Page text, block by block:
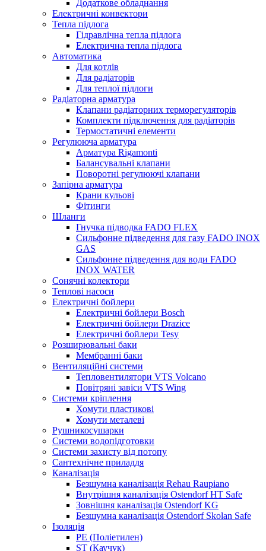
Додаткове обладнання
Електричні конвектори
Тепла підлога
Гідравлічна тепла підлога
Електрична тепла підлога
Автоматика
Для котлів
Для радіаторів
Для теплої підлоги
Радіаторна арматура
Клапани радіаторних терморегуляторів
Комплекти підключення для радіаторів
Термостатичні елементи
Регулююча арматура
Арматура Rigamonti
Балансувальні клапани
Поворотні регулюючі клапани
Запірна арматура
Крани кульові
Фітинги
Шланги
Гнучка підводка FADO FLEX
Сильфонне підведення для газу FADO INOX
GAS
Сильфонне підведення для води FADO
INOX WATER
Сонячні колектори
Теплові насоси
Електричні бойлери
Електричні бойлери Bosch
Електричні бойлери Drazice
Електричні бойлери Tesy
Розширювальні баки
Мембранні баки
Вентиляційні системи
Тепловентилятори VTS Volcano
Повітряні завіси VTS Wing
Системи кріплення
Хомути пластикові
Хомути металеві
Рушникосушарки
Системи водопідготовки
Системи захисту від потопу
Сантехнічне приладдя
Каналізація
Безшумна каналізація Rehau Raupiano
Внутрішня каналізація Ostendorf HT Safe
Зовнішня каналізація Ostendorf KG
Безшумна каналізація Ostendorf Skolan Safe
Ізоляція
PE (Поліетилен)
ST (Каучук)